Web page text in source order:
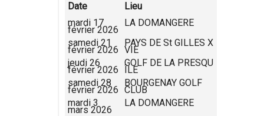
Date
Lieu
mardi 17
février 2026
LA DOMANGERE
samedi 21
février 2026
PAYS DE St GILLES X
VIE
jeudi 26
février 2026
GOLF DE LA PRESQU
ÎLE
samedi 28
février 2026
BOURGENAY GOLF
CLUB
mardi 3
mars 2026
LA DOMANGERE